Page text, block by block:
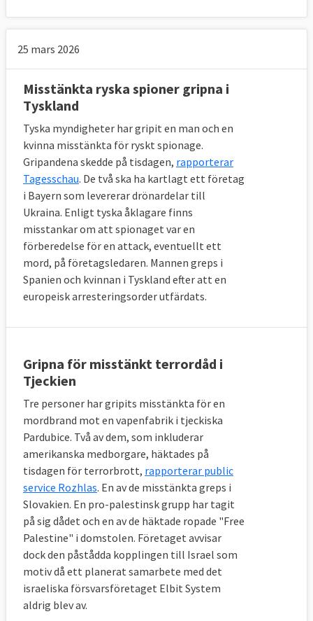
annatterrorismdirektivet,
penningtvättsdirektivet
9. Vad är PNR-direktivet?
I december 2015 enades EU-länderna och
EU-parlamentet om det så kallade
direktivet. PNR står för Passenger Name
Record och innehåller information om
passagerna som insamlas av flygbolag, till
exempel namn, adress, telefonnummer,
kreditkortsuppgifter, resplan,
bagageinformation och platsnummer.
10. Hur bekämpar EU terrorism?
EU:s antiterrorismarbete om att stärka
myndigheterna i medlemsländerna och
utbyta erfarenheter. Andra sätt som EU
arbetar med frågan är att reglera ämnen
som kan användas till sprängämnen och
försvåra finansiering av
terroristorganisationer. Man försöker även
stoppa radikalisering och hatpropaganda på
nätet genom olika samarbeten med
exempelvis Facebook och Google. Inom EU-
samarbetet finns även Europeiskt centrum
mot terrorism och en expertgrupp mot
25 mars 2026
Misstänkta ryska spioner gripna i
Tyskland
Tyska myndigheter har gripit en man och en
kvinna misstänkta för ryskt spionage.
Gripandena skedde på tisdagen, rapporterar
Tagesschau. De två ska ha kartlagt ett företag
i Bayern som levererar drönardelar till
Ukraina. Enligt tyska åklagare finns
misstankar om att spionaget var en
förberedelse för en attack, eventuellt ett
mord, på företagsledaren. Mannen greps i
Spanien och kvinnan i Tyskland efter att en
europeisk arresteringsorder utfärdats.
Gripna för misstänkt terrordåd i
Tjeckien
Tre personer har gripits misstänkta för en
mordbrand mot en vapenfabrik i tjeckiska
Pardubice. Två av dem, som inkluderar
amerikanska medborgare, häktades på
tisdagen för terrorbrott, rapporterar public
service Rozhlas. En av de misstänkta greps i
Slovakien. En pro-palestinsk grupp har tagit
på sig dådet och en av de häktade ropade "Free
Palestine" i domstolen. Företaget avvisar
dock den påstådda kopplingen till Israel som
motiv då ett planerat samarbete med det
israeliska försvarsföretaget Elbit System
aldrig blev av.